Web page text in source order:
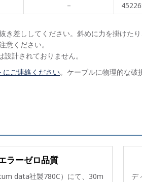
–
差ししてください。斜めに力を掛けた
ください。
計されておりません。
にご連絡ください。ケーブルに物理的な破
ラーゼロ品質
data社製780C）にて、30m
デ